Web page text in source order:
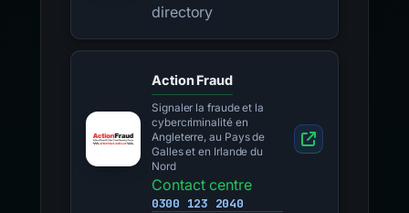
directory
Action Fraud
Signaler la fraude et la
cybercriminalité en
Angleterre, au Pays de
Galles et en Irlande du
Nord
Contact centre
0300 123 2040